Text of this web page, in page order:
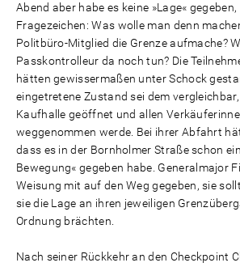
Abend aber habe es keine »Lage«
Fragezeichen: Was wolle man denn
Politbüro-Mitglied die Grenze aufmache?
Passkontrolleur da noch tun? Die
hätten gewissermaßen unter Schock
eingetretene Zustand sei dem
Kaufhalle geöffnet und allen
weggenommen werde. Bei ihrer Abfahrt
dass es in der Bornholmer Straße schon
Bewegung« gegeben habe. Generalmajor
Weisung mit auf den Weg gegeben, sie
sie die Lage an ihren jeweiligen
Ordnung brächten.
Nach seiner Rückkehr an den Checkpoint